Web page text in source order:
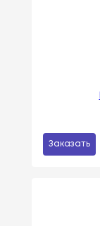
Заказать